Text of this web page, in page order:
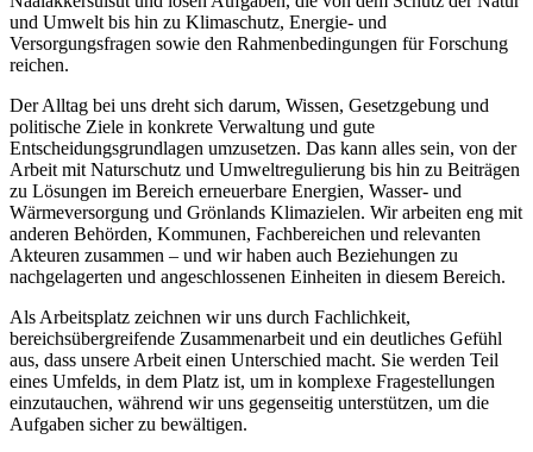
und Umwelt bis hin zu Klimaschutz, Energie- und
Versorgungsfragen sowie den Rahmenbedingungen für Forschung
reichen.
Der Alltag bei uns dreht sich darum, Wissen, Gesetzgebung und
politische Ziele in konkrete Verwaltung und gute
Entscheidungsgrundlagen umzusetzen. Das kann alles sein, von der
Arbeit mit Naturschutz und Umweltregulierung bis hin zu Beiträgen
zu Lösungen im Bereich erneuerbare Energien, Wasser- und
Wärmeversorgung und Grönlands Klimazielen. Wir arbeiten eng mit
anderen Behörden, Kommunen, Fachbereichen und relevanten
Akteuren zusammen – und wir haben auch Beziehungen zu
nachgelagerten und angeschlossenen Einheiten in diesem Bereich.
Als Arbeitsplatz zeichnen wir uns durch Fachlichkeit,
bereichsübergreifende Zusammenarbeit und ein deutliches Gefühl
aus, dass unsere Arbeit einen Unterschied macht. Sie werden Teil
eines Umfelds, in dem Platz ist, um in komplexe Fragestellungen
einzutauchen, während wir uns gegenseitig unterstützen, um die
Aufgaben sicher zu bewältigen.